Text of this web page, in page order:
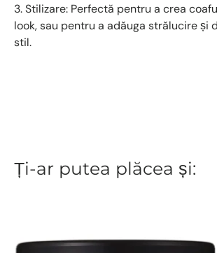
3. Stilizare: Perfectă pentru a crea
look, sau pentru a adăuga strălucire și
stil.
Ți-ar putea plăcea și: